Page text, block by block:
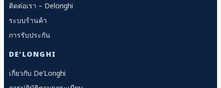
ติดต่อเรา – Delonghi
ระบบร้านค้า
การรับประกัน
DE’LONGHI
เกี่ยวกับ De’Longhi